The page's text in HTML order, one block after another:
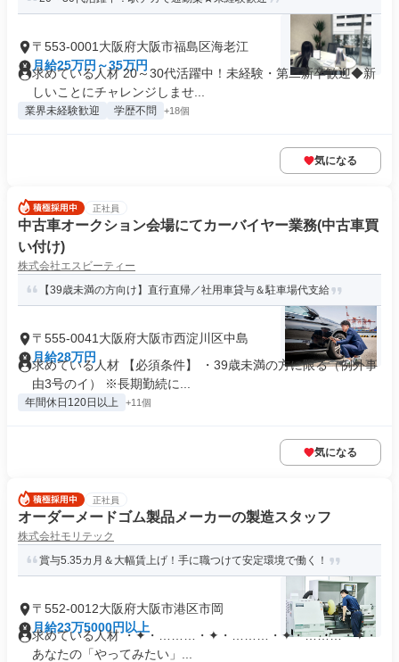
〒553-0001大阪府大阪市福島区海老江
月給25万円～35万円
求めている人材 20～30代活躍中！未経験・第二新卒歓迎◆新
しいことにチャレンジしませ...
業界未経験歓迎 学歴不問 +18個
気になる
正社員
中古車オークション会場にてカーバイヤー業務(中古車買
い付け)
株式会社エスビーティー
【39歳未満の方向け】直行直帰／社用車貸与＆駐車場代支給
〒555-0041大阪府大阪市西淀川区中島
月給28万円
求めている人材 【必須条件】 ・39歳未満の方に限る（例外事
由3号のイ） ※長期勤続に...
年間休日120日以上 +11個
気になる
正社員
オーダーメードゴム製品メーカーの製造スタッフ
株式会社モリテック
賞与5.35カ月＆大幅賃上げ！手に職つけて安定環境で働く！
〒552-0012大阪府大阪市港区市岡
月給23万5000円以上
求めている人材 ・✦・………・✦・………・✦・………・✦・
あなたの「やってみたい」...